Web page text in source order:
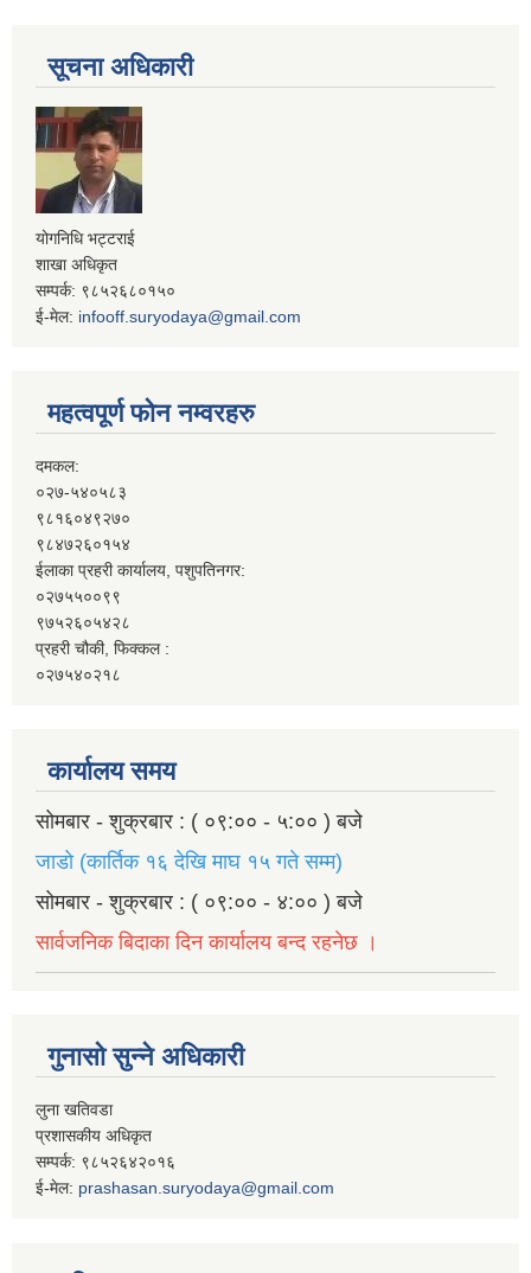
सूचना अधिकारी
योगनिधि भट्टराई
शाखा अधिकृत
सम्पर्क: ९८५२६८०१५०
ई-मेल: infooff.suryodaya@gmail.com
महत्वपूर्ण फोन नम्वरहरु
दमकल:
०२७-५४०५८३
९८१६०४९२७०
९८४७२६०१५४
ईलाका प्रहरी कार्यालय, पशुपतिनगर:
०२७५५००९९
९७५२६०५४२८
प्रहरी चौकी, फिक्कल :
०२७५४०२१८
कार्यालय समय
सोमबार - शुक्रबार : ( ०९:०० - ५:०० ) बजे
जाडो (कार्तिक १६ देखि माघ १५ गते सम्म)
सोमबार - शुक्रबार : ( ०९:०० - ४:०० ) बजे
सार्वजनिक बिदाका दिन कार्यालय बन्द रहनेछ ।
गुनासो सुन्ने अधिकारी
लुना खतिवडा
प्रशासकीय अधिकृत
सम्पर्क: ९८५२६४२०१६
ई-मेल: prashasan.suryodaya@gmail.com